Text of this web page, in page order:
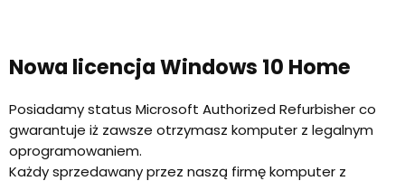
Nowa licencja Windows 10 Home
Posiadamy status Microsoft Authorized Refurbisher co
gwarantuje iż zawsze otrzymasz komputer z legalnym
oprogramowaniem.
Każdy sprzedawany przez naszą firmę komputer z